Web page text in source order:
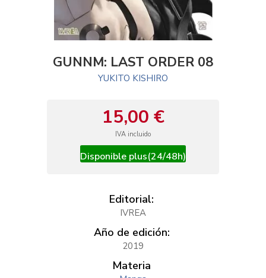
GUNNM: LAST ORDER 08
YUKITO KISHIRO
15,00 €
IVA incluido
Disponible plus(24/48h)
Editorial:
IVREA
Año de edición:
2019
Materia